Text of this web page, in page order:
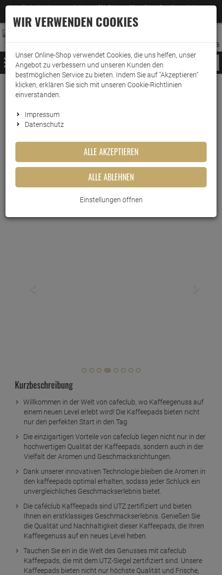
Jetzt für den Newsletter entscheiden und 5% Rabatt auf Ihre nächste Bestellung erhalten
–Zum Newsletter
ANMELDEN
AUFKLAPPEN
MERKZETTEL
WARENKORB:
MENÜ
Weiter einkaufen www.wark24.de Lebensmittel
Kaffee
Cafeclub Kaffeepads
Cafeclub Kaffeepads Naturmild
Supercreme 100 Pads
Kurzbeschreibung
Willkommen in der Welt von cafeclub, wo Kaffeegenuss auf
einem neuen Level erlebt wird! Die Kaffeepads bieten nicht
nur den perfekten Start in den Tag
Die einzigartigen Vorteile von cafeclub liegen nicht nur in der
hochwertigen Qualität der Kaffeepads, sondern auch in der
Vielfalt der Aromen und Geschmacksrichtungen.
Dank unserer innovativen Technologie bleiben die Aromen in
den kaffeepads optimal erhalten, sodass jeder Schluck ein
unvergleichliches Geschmackserlebnis bietet.
Die caféclub Kaffeepads sind UTZ zertifiziert und bieten
Ihnen ein erstklassiges Geschmackserlebnis. Genießen Sie
die Qualität und Nachhaltigkeit dieser Kaffeepads, die Ihren
Kaffeegenuss auf ein neues Level heben.
Tauchen Sie ein in die Welt des Genusses mit cafeclub
Kaffeepads, die mit dem UTZ-Siegel zertifiziert sind. Unsere
Kaffeepads bieten nicht nur höchste Qualität und Frische,
WIR VERWENDEN COOKIES
Unser Online-Shop verwendet Cookies, die uns helfen, unser
Angebot zu verbessern und unseren Kunden den
bestmöglichen Service zu bieten. Indem Sie auf "Akzeptieren"
klicken, erklären Sie sich mit unseren Cookie-Richtlinien
einverstanden.
Impressum
Datenschutz
ALLE AKZEPTIEREN
ALLE ABLEHNEN
Einstellungen öffnen